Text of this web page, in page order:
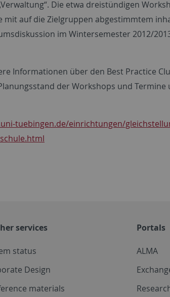
Die etwa dreistündigen
mit auf die Zielgruppen abgestimmtem
im Wintersemester 2012/
Informationen über den Best Practice
der Workshops und
tuebingen.de/einrichtungen/
services
status
Design
materials
Portals
ALMA